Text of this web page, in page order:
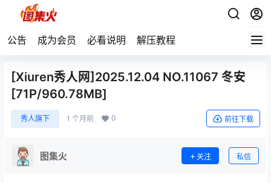
公告 成为会员 必看说明 解压教程
[Xiuren秀人网]2025.12.04 NO.11067 冬安
[71P/960.78MB]
秀人旗下 1 个月前 0 前往下载
图集火 关注 私信